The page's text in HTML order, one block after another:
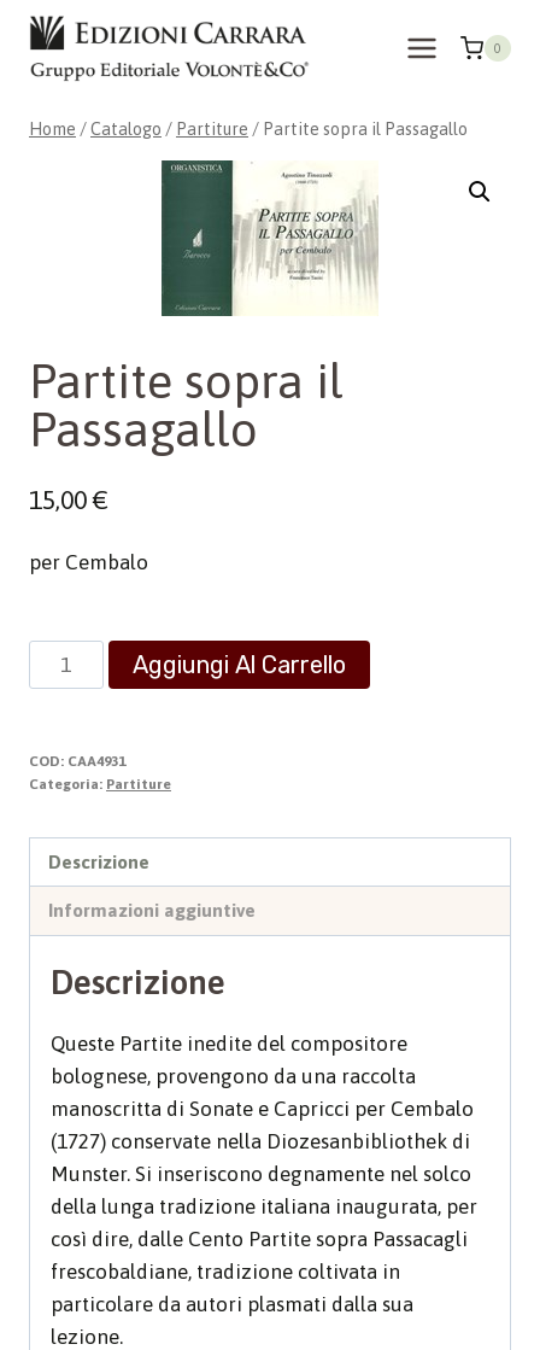
Salta
contenuto
0
Home /Catalogo / Partiture / Partite sopra il Passagallo
Partite sopra il
Passagallo
15,00€
per Cembalo
Partite
sopra
Passagallo
quantità
Aggiungi Al Carrello
COD: CAA4931
Categoria: Partiture
Descrizione
Informazioni aggiuntive
Descrizione
Queste Partite inedite del compositore
bolognese, provengono da una raccolta
manoscritta di Sonate e Capricci per Cembalo
(1727) conservate nella Diozesanbibliothek di
Munster. Si inseriscono degnamente nel solco
della lunga tradizione italiana inaugurata, per
così dire, dalle Cento Partite sopra Passacagli
frescobaldiane, tradizione coltivata in
particolare da autori plasmati dalla sua
lezione.